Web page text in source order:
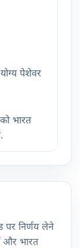
पेशेवर
भारत
पर निर्णय लेने
और भारत